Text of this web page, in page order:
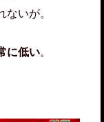
いが。
に低い。